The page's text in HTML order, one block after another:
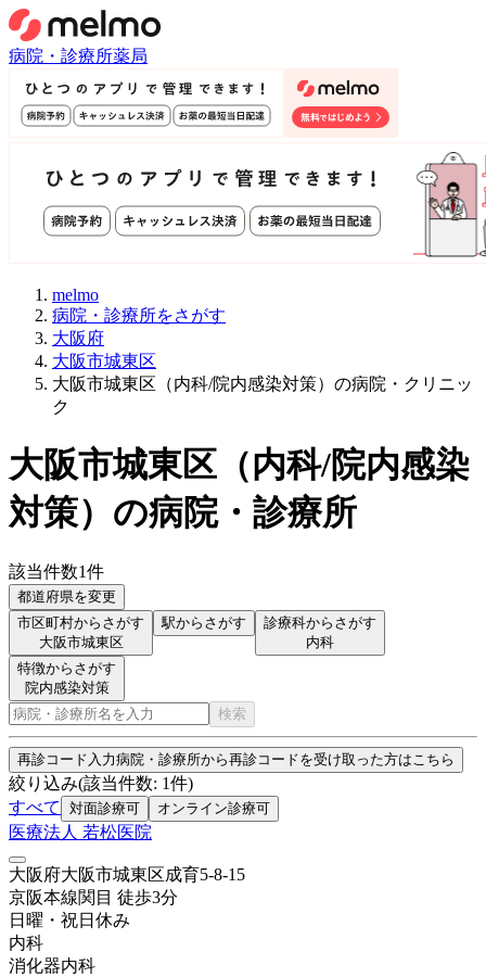
病院・診療所薬局
melmo
病院・診療所をさがす
大阪府
大阪市城東区
大阪市城東区（内科/院内感染対策）の病院・クリニッ
ク
大阪市城東区 （内科/院内感染
対策） の病院・診療所
該当件数1件
都道府県を変更
市区町村からさがす
大阪市城東区
駅からさがす
診療科からさがす
内科
特徴からさがす
院内感染対策
検索
再診コード入力病院・診療所から再診コードを受け取った方はこちら
絞り込み(該当件数: 1件)
すべて
対面診療可 オンライン診療可
医療法人 若松医院
大阪府大阪市城東区成育5-8-15
京阪本線関目 徒歩3分
日曜・祝日 休み
内科
消化器内科